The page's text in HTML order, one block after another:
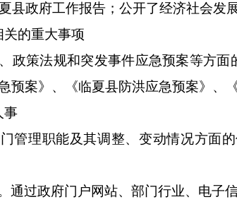
县政府工作报告；公开了经济社会发
关的重大事项
政策法规和突发事件应急预案等方
预案》、《临夏县防洪应急预案》、
事
管理职能及其调整、变动情况方面
通过政府门户网站、部门行业、电子